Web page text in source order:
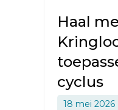
Haal
cyclus
18 mei 2026